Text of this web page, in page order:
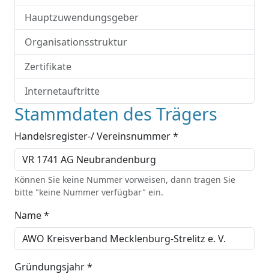
Hauptzuwendungsgeber
Organisationsstruktur
Zertifikate
Internetauftritte
Stammdaten des Trägers
Handelsregister-/ Vereinsnummer *
Können Sie keine Nummer vorweisen, dann tragen Sie
bitte "keine Nummer verfügbar" ein.
Name *
Gründungsjahr *